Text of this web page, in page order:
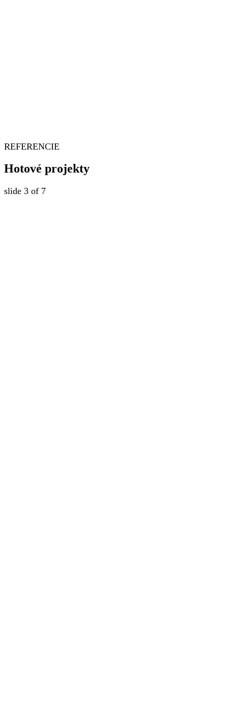
REFERENCIE
Hotové projekty
slide 4 of 7